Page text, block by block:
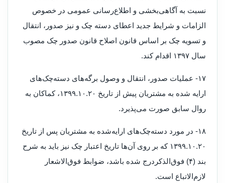
نسبت به آگاهی‌بخشی و اطلاع‌رسانی عمومی در خصوص
الزامات و شرایط جدید اعطای دسته چک و نیز صدور، انتقال
و تسویه چک بر اساس قانون اصلاح قانون صدور چک مصوب
سال ۱۳۹۷ اقدام کند.
۱۷- عملیات صدور، انتقال و وصول برگه‌های دسته‌چک‌های
ارایه شده به مشتریان پیش از تاریخ ۲۰‏‏.۱۰‏‏.۱۳۹۹، کماکان به
روال سابق صورت می‌پذیرد.
۱۸- در مورد دسته‌چک‌های ارایه‌شده به مشتریان پس از تاریخ
۲۰‏‏.۱۰‏‏.۱۳۹۹ که بر روی آن‌ها تاریخ اعتبار چک نیز باید به شرح
بند (۴) فوق‌الذکردرج شده باشد، ضوابط فوق‌الاشعار
لازم‌الاتباع است.